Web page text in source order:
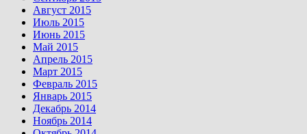
Август 2015
Июль 2015
Июнь 2015
Май 2015
Апрель 2015
Март 2015
Февраль 2015
Январь 2015
Декабрь 2014
Ноябрь 2014